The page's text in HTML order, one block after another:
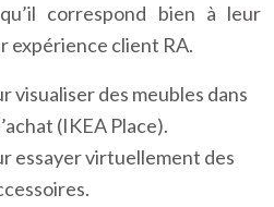
correspond bien à leur
expérience client RA.
visualiser des meubles dans
(IKEA Place).
essayer virtuellement des